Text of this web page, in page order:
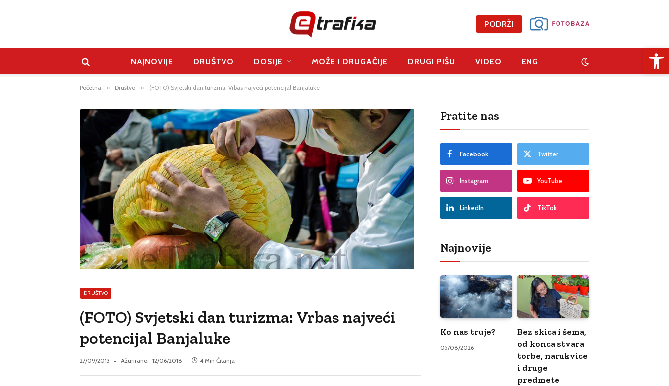
PODRŽI
NAJNOVIJE DRUŠTVO DOSIJE MOŽE I DRUGAČIJE DRUGI PIŠU VIDEO ENG
Početna » Društvo » (FOTO) Svjetski dan turizma: Vrbas najveći potencijal Banjaluke
DRUŠTVO
(FOTO) Svjetski dan turizma: Vrbas najveći
potencijal Banjaluke
27/09/2013 Ažurirano: 12/06/2018 4 Min Čitanja
Pratite nas
Facebook Twitter
Instagram YouTube
LinkedIn TikTok
Najnovije
Ko nas truje?
05/08/2026
Bez skica i šema,
od konca stvara
torbe, narukvice
i druge
predmete